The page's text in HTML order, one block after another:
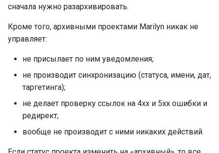
сначала нужно разархивировать.
Кроме того, архивными проектами Marilyn никак не
управляет:
не присылает по ним уведомления;
не производит синхронизацию (статуса, имени, дат,
таргетинга);
не делает проверку ссылок на 4xx и 5xx ошибки и
редирект;
вообще не производит с ними никаких действий.